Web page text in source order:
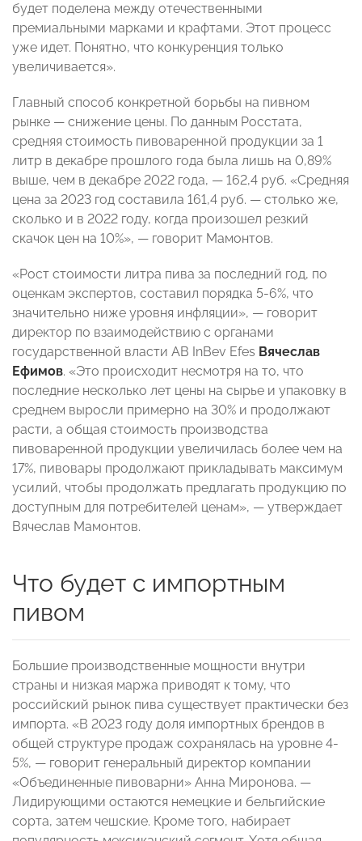
будет поделена между отечественными
премиальными марками и крафтами. Этот процесс
уже идет. Понятно, что конкуренция только
увеличивается».
Главный способ конкретной борьбы на пивном
рынке — снижение цены. По данным Росстата,
средняя стоимость пивоваренной продукции за 1
литр в декабре прошлого года была лишь на 0,89%
выше, чем в декабре 2022 года, — 162,4 руб. «Средняя
цена за 2023 год составила 161,4 руб. — столько же,
сколько и в 2022 году, когда произошел резкий
скачок цен на 10%», — говорит Мамонтов.
«Рост стоимости литра пива за последний год, по
оценкам экспертов, составил порядка 5-6%, что
значительно ниже уровня инфляции», — говорит
директор по взаимодействию с органами
государственной власти AB InBev Efes Вячеслав
Ефимов. «Это происходит несмотря на то, что
последние несколько лет цены на сырье и упаковку в
среднем выросли примерно на 30% и продолжают
расти, а общая стоимость производства
пивоваренной продукции увеличилась более чем на
17%, пивовары продолжают прикладывать максимум
усилий, чтобы продолжать предлагать продукцию по
доступным для потребителей ценам», — утверждает
Вячеслав Мамонтов.
Что будет с импортным
пивом
Большие производственные мощности внутри
страны и низкая маржа приводят к тому, что
российский рынок пива существует практически без
импорта. «В 2023 году доля импортных брендов в
общей структуре продаж сохранялась на уровне 4-
5%, — говорит генеральный директор компании
«Объединенные пивоварни» Анна Миронова. —
Лидирующими остаются немецкие и бельгийские
сорта, затем чешские. Кроме того, набирает